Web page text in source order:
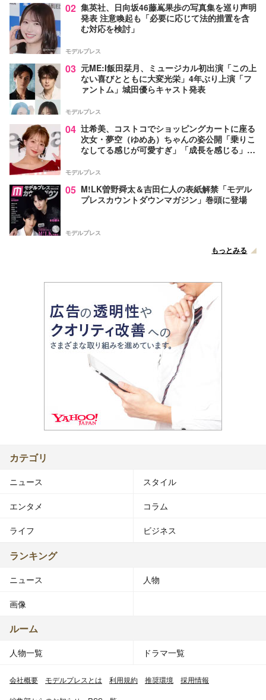
02 集英社、日向坂46藤嶌果歩の写真集を巡り声明
発表 注意喚起も「必要に応じて法的措置を含
む対応を検討」
モデルプレス
03 元ME:I飯田栞月、ミュージカル初出演「この上
ない喜びとともに大変光栄」4年ぶり上演「フ
ァントム」城田優らキャスト発表
モデルプレス
04 辻希美、コストコでショッピングカートに座る
次女・夢空（ゆめあ）ちゃんの姿公開「乗りこ
なしてる感じが可愛すぎ」「成長を感じる」の
モデルプレス
05 M!LK曽野舜太＆吉田仁人の表紙解禁「モデル
プレスカウントダウンマガジン」巻頭に登場
モデルプレス
もっとみる
カテゴリ
ニュース スタイル
エンタメ コラム
ライフ ビジネス
ランキング
ニュース 人物
画像
ルーム
人物一覧 ドラマ一覧
会社概要 モデルプレスとは 利用規約 推奨環境 採用情報